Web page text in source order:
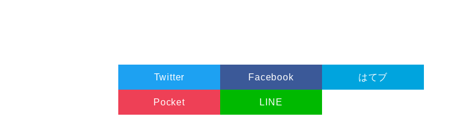
Twitter Facebook はてブ
Pocket LINE